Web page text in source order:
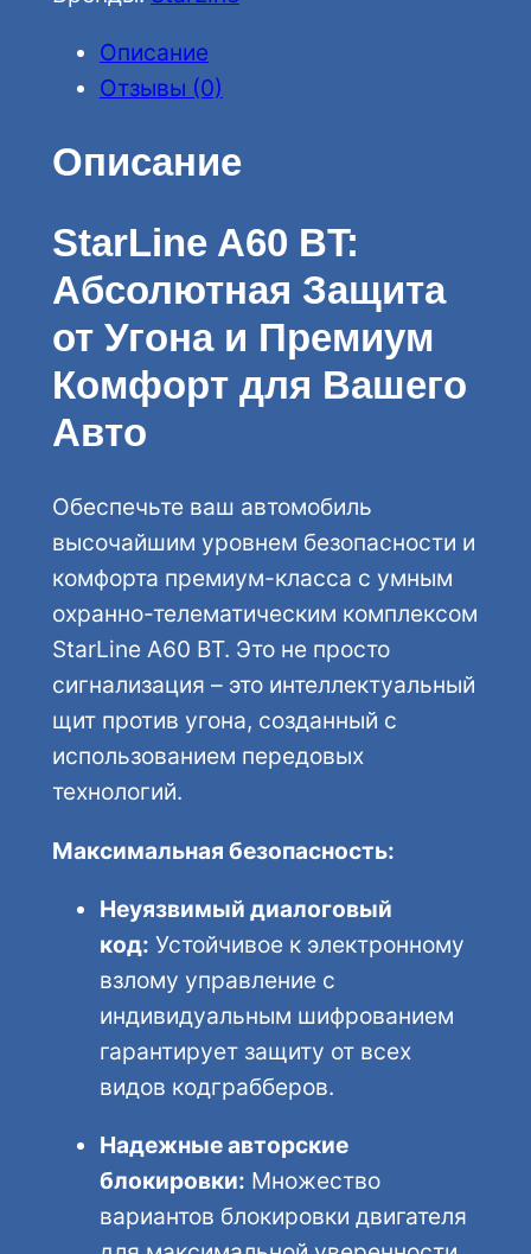
т
о
а
р
а
S
t
a
L
i
n
e
A
6
0
B
T
Описание
Отзывы (0)
Описание
StarLine A60 BT:
Абсолютная Защита
от Угона и Премиум
Комфорт для Вашего
Авто
Обеспечьте ваш автомобиль
высочайшим уровнем безопасности и
комфорта премиум-класса с умным
охранно-телематическим комплексом
StarLine A60 BT. Это не просто
сигнализация – это интеллектуальный
щит против угона, созданный с
использованием передовых
технологий.
Максимальная безопасность:
Неуязвимый диалоговый
код: Устойчивое к электронному
взлому управление с
индивидуальным шифрованием
гарантирует защиту от всех
видов кодграбберов.
Надежные авторские
блокировки: Множество
вариантов блокировки двигателя